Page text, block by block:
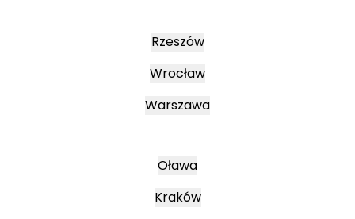
Rzeszów
Wrocław
Warszawa
Oława
Kraków